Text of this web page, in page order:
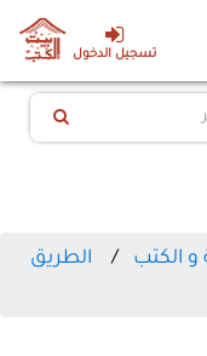
تسجيل الدخول
و الكتب
الطريق